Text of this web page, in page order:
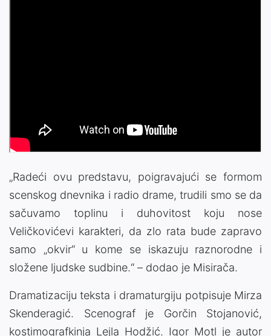
„Radeći ovu predstavu, poigravajući se formom
scenskog dnevnika i radio drame, trudili smo se da
sačuvamo toplinu i duhovitost koju nose
Veličkovićevi karakteri, da zlo rata bude zapravo
samo „okvir“ u kome se iskazuju raznorodne i
složene ljudske sudbine.“ – dodao je Misirača.
Dramatizaciju teksta i dramaturgiju potpisuje Mirza
Skenderagić. Scenograf je Gorčin Stojanović,
kostimografkinja Lejla Hodžić. Igor Motl je autor